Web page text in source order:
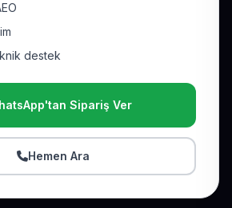
destek
Sipariş Ver
Hemen Ara